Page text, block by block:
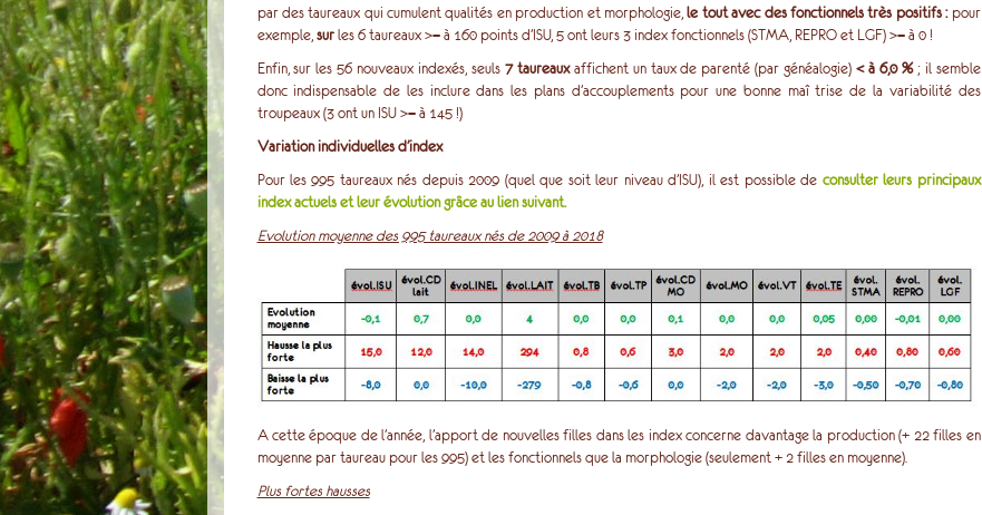
par des taureaux qui cumulent qualités en production et morphologie,le tout avec des fonctionnels très positifs : pour
exemple, sur les 6 taureaux >= à 160 points d’ISU, 5 ont leurs 3 index fonctionnels (STMA, REPRO et LGF) >= à 0 !
Enfin, sur les 56 nouveaux indexés, seuls 7 taureauxaffichent un taux de parenté (par généalogie)< à 6,0 % ; il semble
donc indispensable de les inclure dans les plans d’accouplements pour une bonne maî trise de la variabilité des
troupeaux (3 ont un ISU >= à 145 !)
Variation individuelles d’index
Pour les 995 taureaux nés depuis 2009 (quel que soit leur niveau d’ISU), il est possible de consulter leurs principaux
index actuels et leur évolution grâce au lien suivant.
Evolution moyenne des 995 taureaux nés de 2009 à 2018
A cette époque de l’année, l’apport de nouvelles filles dans les index concerne davantage la production (+ 22 filles en
moyenne par taureau pour les 995) et les fonctionnels que la morphologie (seulement + 2 filles en moyenne).
Plus fortes hausses